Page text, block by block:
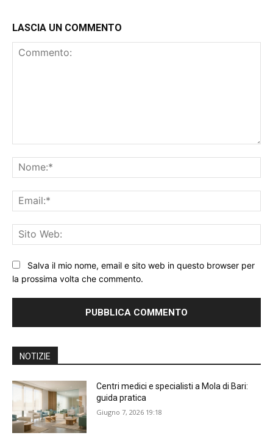
LASCIA UN COMMENTO
Salva il mio nome, email e sito web in questo browser per
la prossima volta che commento.
NOTIZIE
Centri medici e specialisti a Mola di Bari:
guida pratica
Giugno 7, 2026 19:18